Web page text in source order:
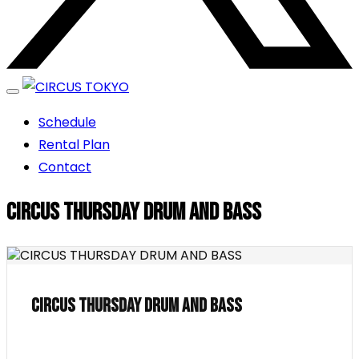
CIRCUS TOKYO
エンターテイメントスペース
Schedule
Rental Plan
Contact
CIRCUS THURSDAY DRUM AND BASS
CIRCUS THURSDAY DRUM AND BASS